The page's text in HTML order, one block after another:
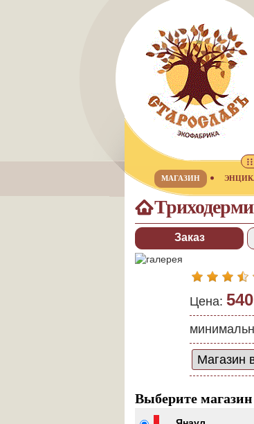
МАГАЗИН
Заказ
Цена: 540
Выберите